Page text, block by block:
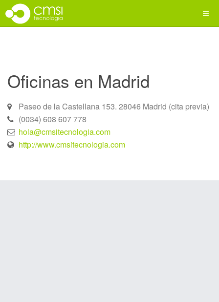
Oficinas en Madrid
Paseo de la Castellana 153. 28046 Madrid (cita previa)
(0034) 608 607 778
hola@cmsitecnologia.com
http://www.cmsitecnologia.com